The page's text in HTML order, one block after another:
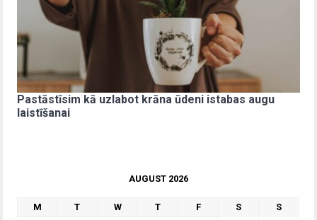
Pastāstīsim kā uzlabot krāna ūdeni istabas augu
laistīšanai
AUGUST 2026
M T W T F S
S